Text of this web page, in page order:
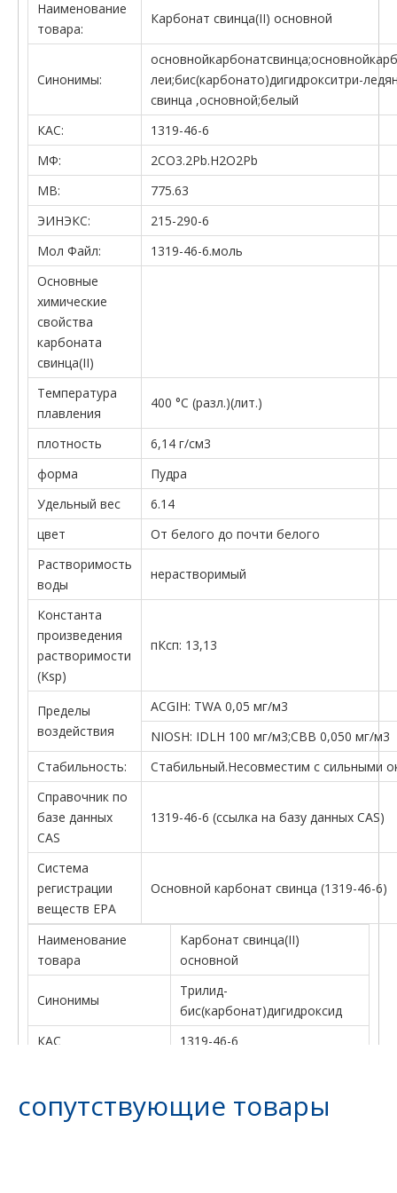
Наименование
товара:
Карбонат свинца(II) основной
Синонимы:
леи;бис(карбонато)дигидрокситри-
свинца ,основной;белый
КАС:
1319-46-6
МФ:
2CO3.2Pb.H2O2Pb
МВ:
775.63
ЭИНЭКС:
215-290-6
Мол Файл:
1319-46-6.моль
Основные
химические
свойства
карбоната
свинца(II)
Температура
плавления
400 °C (разл.)(лит.)
плотность
6,14 г/см3
форма
Пудра
Удельный вес
6.14
цвет
От белого до почти белого
Растворимость
воды
нерастворимый
Константа
произведения
растворимости
(Ksp)
пКсп: 13,13
Пределы
воздействия
ACGIH: TWA 0,05 мг/м3
NIOSH: IDLH 100 мг/м3;СВВ 0,050 мг/м3
Стабильность:
Стабильный.Несовместим с сильными
Справочник по
базе данных
CAS
1319-46-6 (ссылка на базу данных CAS)
Система
регистрации
веществ EPA
Основной карбонат свинца (1319-46-6)
Наименование
товара
Карбонат свинца(II)
основной
Синонимы
Трилид-
бис(карбонат)дигидроксид
КАС
1319-46-6
Молекулярная
сопутствующие товары